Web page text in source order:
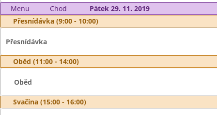
Menu Chod
Pátek 29. 11. 2019
Přesnídávka (9:00 - 10:00)
Přesnídávka
Oběd (11:00 - 14:00)
Oběd
Svačina (15:00 - 16:00)